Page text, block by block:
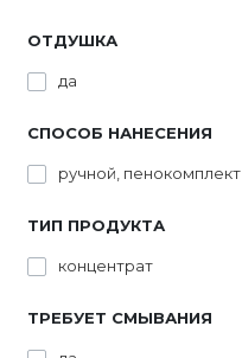
ОТДУШКА
да
СПОСОБ НАНЕСЕНИЯ
ручной, пенокомплект
ТИП ПРОДУКТА
концентрат
ТРЕБУЕТ СМЫВАНИЯ